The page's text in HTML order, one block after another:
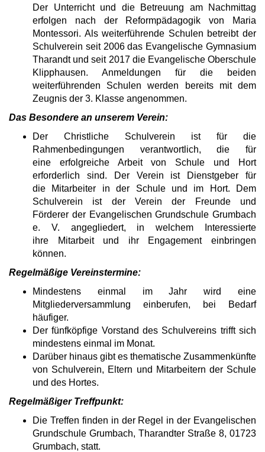
Der Unterricht und die Betreuung am Nachmittag
erfolgen nach der Reformpädagogik von Maria
Montessori. Als weiterführende Schulen betreibt der
Schulverein seit 2006 das Evangelische Gymnasium
Tharandt und seit 2017 die Evangelische Oberschule
Klipphausen. Anmeldungen für die beiden
weiterführenden Schulen werden bereits mit dem
Zeugnis der 3. Klasse angenommen.
Das Besondere an unserem Verein:
Der Christliche Schulverein ist für die
Rahmenbedingungen verantwortlich, die für
eine erfolgreiche Arbeit von Schule und Hort
erforderlich sind. Der Verein ist Dienstgeber für
die Mitarbeiter in der Schule und im Hort. Dem
Schulverein ist der Verein der Freunde und
Förderer der Evangelischen Grundschule Grumbach
e. V. angegliedert, in welchem Interessierte
ihre Mitarbeit und ihr Engagement einbringen
können.
Regelmäßige Vereinstermine:
Mindestens einmal im Jahr wird eine
Mitgliederversammlung einberufen, bei Bedarf
häufiger.
Der fünfköpfige Vorstand des Schulvereins trifft sich
mindestens einmal im Monat.
Darüber hinaus gibt es thematische Zusammenkünfte
von Schulverein, Eltern und Mitarbeitern der Schule
und des Hortes.
Regelmäßiger Treffpunkt:
Die Treffen finden in der Regel in der Evangelischen
Grundschule Grumbach, Tharandter Straße 8, 01723
Grumbach, statt.